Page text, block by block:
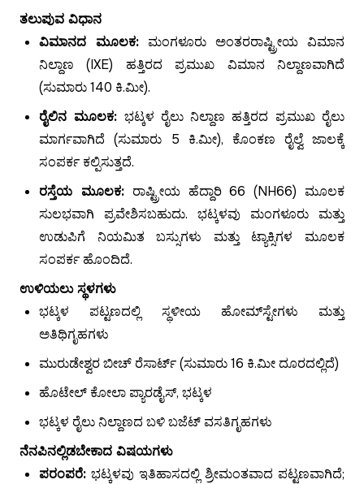
ತಲುಪುವ ವಿಧಾನ
ವಿಮಾನದ ಮೂಲಕ: ಮಂಗಳೂರು ಅಂತರರಾಷ್ಟ್ರೀಯ ವಿಮಾನ
ನಿಲ್ದಾಣ (IXE) ಹತ್ತಿರದ ಪ್ರಮುಖ ವಿಮಾನ ನಿಲ್ದಾಣವಾಗಿದೆ
(ಸುಮಾರು 140 ಕಿ.ಮೀ).
ರೈಲಿನ ಮೂಲಕ: ಭಟ್ಕಳ ರೈಲು ನಿಲ್ದಾಣ ಹತ್ತಿರದ ಪ್ರಮುಖ ರೈಲು
ಮಾರ್ಗವಾಗಿದೆ (ಸುಮಾರು 5 ಕಿ.ಮೀ), ಕೊಂಕಣ ರೈಲ್ವೆ ಜಾಲಕ್ಕೆ
ಸಂಪರ್ಕ ಕಲ್ಪಿಸುತ್ತದೆ.
ರಸ್ತೆಯ ಮೂಲಕ:ರಾಷ್ಟ್ರೀಯ ಹೆದ್ದಾರಿ 66 (NH66) ಮೂಲಕ
ಸುಲಭವಾಗಿ ಪ್ರವೇಶಿಸಬಹುದು. ಭಟ್ಕಳವು ಮಂಗಳೂರು ಮತ್ತು
ಉಡುಪಿಗೆ ನಿಯಮಿತ ಬಸ್ಸುಗಳು ಮತ್ತು ಟ್ಯಾಕ್ಸಿಗಳ ಮೂಲಕ
ಸಂಪರ್ಕ ಹೊಂದಿದೆ.
ಉಳಿಯಲು ಸ್ಥಳಗಳು
ಭಟ್ಕಳ ಪಟ್ಟಣದಲ್ಲಿ ಸ್ಥಳೀಯ ಹೋಮ್‌ಸ್ಟೇಗಳು ಮತ್ತು
ಅತಿಥಿಗೃಹಗಳು
ಮುರುಡೇಶ್ವರ ಬೀಚ್ ರೆಸಾರ್ಟ್ (ಸುಮಾರು 16 ಕಿ.ಮೀ ದೂರದಲ್ಲಿದೆ)
ಹೊಟೇಲ್ ಕೋಲಾ ಪ್ಯಾರಡೈಸ್, ಭಟ್ಕಳ
ಭಟ್ಕಳ ರೈಲು ನಿಲ್ದಾಣದ ಬಳಿ ಬಜೆಟ್ ವಸತಿಗೃಹಗಳು
ನೆನಪಿನಲ್ಲಿಡಬೇಕಾದ ವಿಷಯಗಳು
ಪರಂಪರೆ: ಭಟ್ಕಳವು ಇತಿಹಾಸದಲ್ಲಿ ಶ್ರೀಮಂತವಾದ ಪಟ್ಟಣವಾಗಿದೆ;